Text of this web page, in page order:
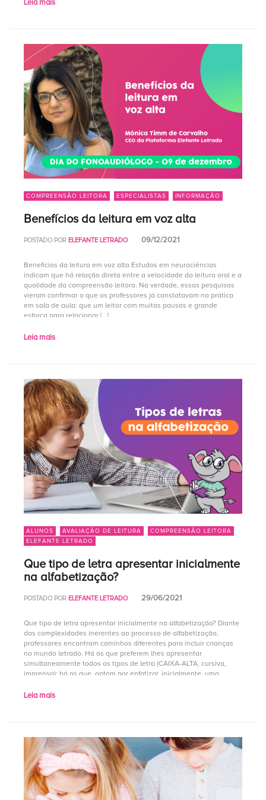
Leia mais
COMPREENSÃO LEITORA ESPECIALISTAS INFORMAÇÃO
Benefícios da leitura em voz alta
POSTADO POR ELEFANTE LETRADO 09/12/2021
Benefícios da leitura em voz alta Estudos em neurociências
indicam que há relação direta entre a velocidade da leitura oral e a
qualidade da compreensão leitora. Na verdade, essas pesquisas
vieram confirmar o que os professores já constatavam na prática
em sala de aula: que um leitor com muitas pausas e grande
esforço para relacionar […]
Leia mais
ALUNOS AVALIAÇÃO DE LEITURA
COMPREENSÃO LEITORA
ELEFANTE LETRADO
Que tipo de letra apresentar inicialmente
na alfabetização?
POSTADO POR ELEFANTE LETRADO 29/06/2021
Que tipo de letra apresentar inicialmente na alfabetização? Diante
das complexidades inerentes ao processo de alfabetização,
professores encontram caminhos diferentes para incluir crianças
no mundo letrado. Há os que preferem lhes apresentar
simultaneamente todos os tipos de letra (CAIXA-ALTA, cursiva,
imprensa); há os que optam por enfatizar, inicialmente, uma
Leia mais